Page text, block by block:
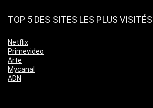
TOP 5 DES SITES LES PLUS VISITÉS
Netflix
Primevideo
Arte
Mycanal
ADN